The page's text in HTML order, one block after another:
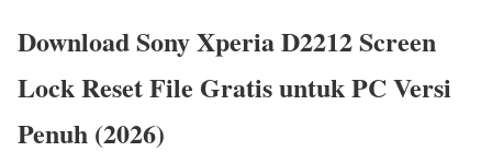
Download Sony Xperia D2212 Screen
Lock Reset File Gratis untuk PC Versi
Penuh (2026)